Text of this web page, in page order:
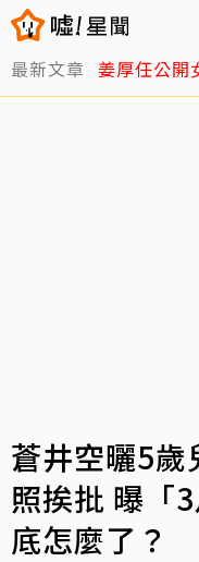
最新文章 姜厚任公開
蒼井空曬5歲
照挨批 曝「
底怎麼了？